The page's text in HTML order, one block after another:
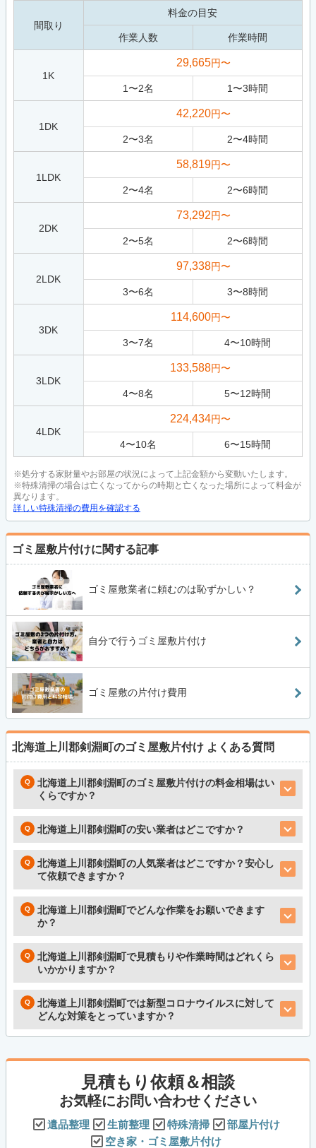
間取り
料金の目安
作業人数 作業時間
1K
29,665円〜
1 〜2名 1 〜3時間
1DK
42,220円〜
2〜3名 2〜4時間
1LDK
58,819円〜
2〜4名 2〜6時間
2DK
73,292円〜
2〜5名 2〜6時間
2LDK
97,338円〜
3〜6名 3〜8時間
3DK
114,600円〜
3〜7名 4〜10時間
3LDK
133,588円〜
4〜8名 5〜12時間
4LDK
224,434円〜
4〜10名 6〜15時間
※処分する家財量やお部屋の状況によって上記金額から変動いたします。
※特殊清掃の場合は亡くなってからの時期と亡くなった場所によって料金が
異なります。
詳しい特殊清掃の費用を確認する
ゴミ屋敷片付けに関する記事
ゴミ屋敷業者に頼むのは恥ずかしい？
自分で行うゴミ屋敷片付け
ゴミ屋敷の片付け費用
北海道上川郡剣淵町のゴミ屋敷片付け よくある質問
北海道上川郡剣淵町のゴミ屋敷片付けの料金相場はい
くらですか？
北海道上川郡剣淵町の安い業者はどこですか？
北海道上川郡剣淵町の人気業者はどこですか？安心し
て依頼できますか？
北海道上川郡剣淵町でどんな作業をお願いできます
か？
北海道上川郡剣淵町で見積もりや作業時間はどれくら
いかかりますか？
北海道上川郡剣淵町では新型コロナウイルスに対して
どんな対策をとっていますか？
見積もり依頼＆相談
お気軽にお問い合わせください
遺品整理 生前整理 特殊清掃
部屋片付け
空き家・ゴミ屋敷片付け